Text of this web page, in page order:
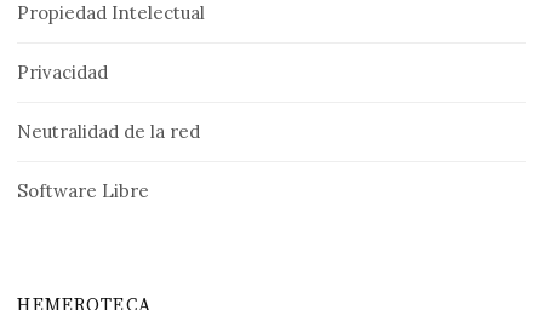
Propiedad Intelectual
Privacidad
Neutralidad de la red
Software Libre